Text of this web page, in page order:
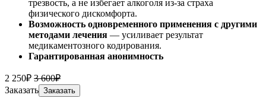
трезвость, а не избегает алкоголя из-за страха
физического дискомфорта.
Возможность одновременного применения с другими
методами лечения — усиливает результат
медикаментозного кодирования.
Гарантированная анонимность
2 250₽ 3 600₽
Заказать Заказать